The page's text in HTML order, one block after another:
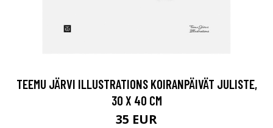
TEEMU JÄRVI ILLUSTRATIONS KOIRANPÄIVÄT JULISTE,
30 X 40 CM
35 EUR